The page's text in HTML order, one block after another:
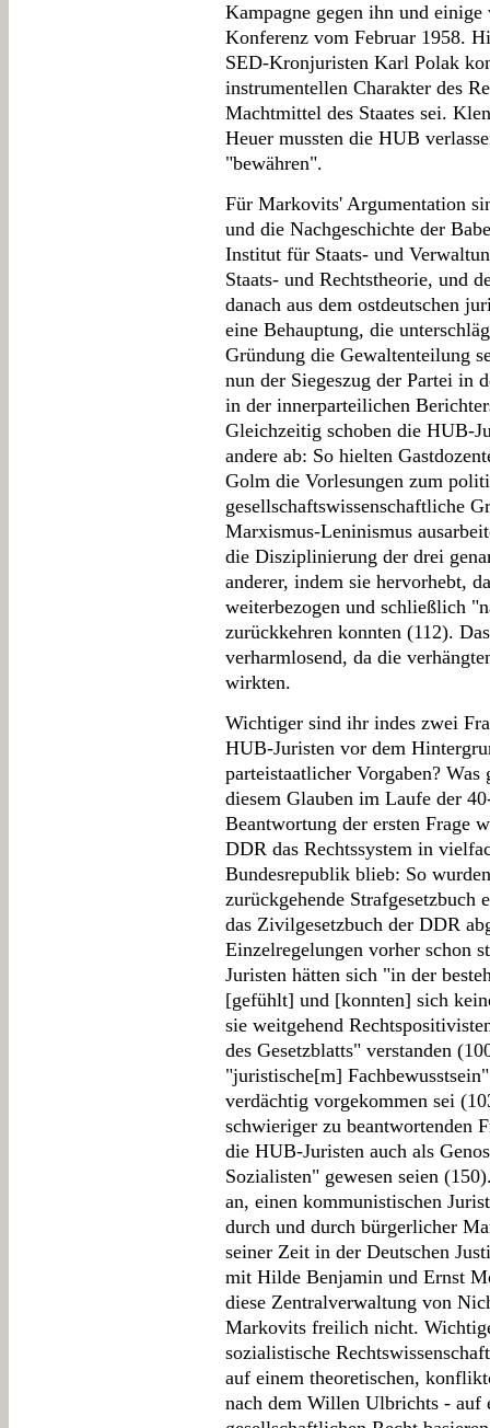
Kampagne gegen ihn und
Konferenz vom Februar 1958.
SED-Kronjuristen Karl Polak
instrumentellen Charakter des
Machtmittel des Staates sei.
Heuer mussten die HUB
"bewähren".
Für Markovits' Argumentation
und die Nachgeschichte der
Institut für Staats- und
Staats- und Rechtstheorie, und
danach aus dem ostdeutschen
eine Behauptung, die
Gründung die Gewaltenteilung
nun der Siegeszug der Partei in
in der innerparteilichen
Gleichzeitig schoben die HUB-
andere ab: So hielten
Golm die Vorlesungen zum
gesellschaftswissenschaftliche
Marxismus-Leninismus
die Disziplinierung der drei
anderer, indem sie hervorhebt,
weiterbezogen und schließlich
zurückkehren konnten (112).
verharmlosend, da die
wirkten.
Wichtiger sind ihr indes zwei
HUB-Juristen vor dem
parteistaatlicher Vorgaben?
diesem Glauben im Laufe der
Beantwortung der ersten Frage
DDR das Rechtssystem in
Bundesrepublik blieb: So
zurückgehende Strafgesetzbuch
das Zivilgesetzbuch der DDR
Einzelregelungen vorher schon
Juristen hätten sich "in der
[gefühlt] und [konnten] sich
sie weitgehend
des Gesetzblatts" verstanden
"juristische[m]
verdächtig vorgekommen sei
schwieriger zu beantwortenden
die HUB-Juristen auch als
Sozialisten" gewesen seien
an, einen kommunistischen
durch und durch bürgerlicher
seiner Zeit in der Deutschen
mit Hilde Benjamin und Ernst
diese Zentralverwaltung von
Markovits freilich nicht.
sozialistische
auf einem theoretischen,
nach dem Willen Ulbrichts - auf